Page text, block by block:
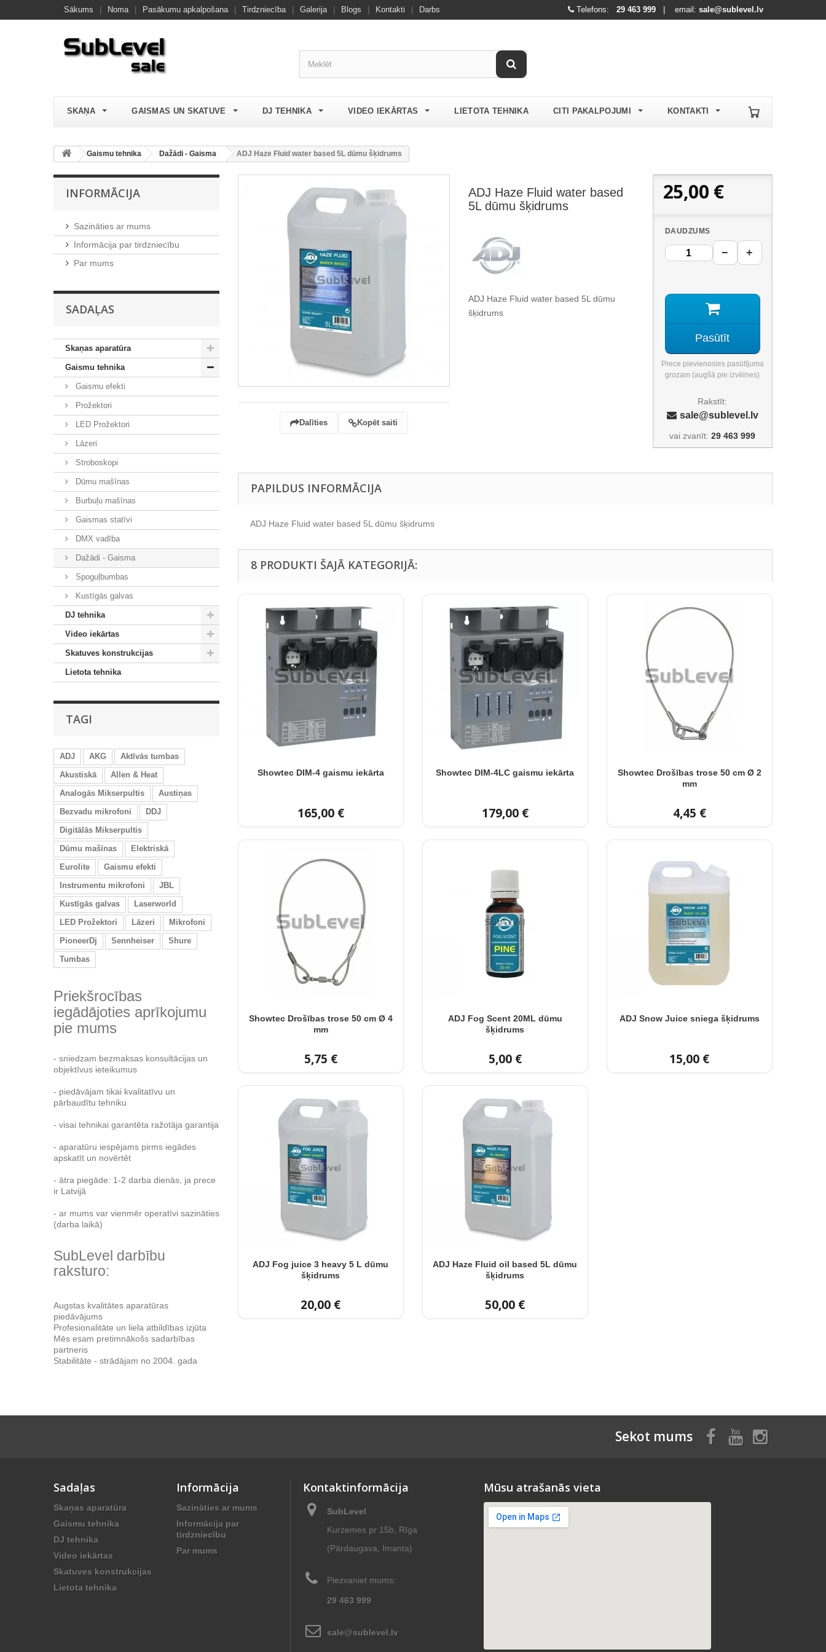
Sākums Noma Pasākumu apkalpošana Tirdzniecība Galerija Blogs Kontakti Darbs Telefons: 29 463 999 | email: sale@sublevel.lv
SKAŅA GAISMAS UN SKATUVE DJ TEHNIKA VIDEO IEKĀRTAS LIETOTA TEHNIKA CITI PAKALPOJUMI KONTAKTI
Gaismu tehnika Dažādi - Gaisma ADJ Haze Fluid water based 5L dūmu šķidrums
INFORMĀCIJA
Sazināties ar mums
Informācija par tirdzniecību
Par mums
SADAĻAS
Skaņas aparatūra
Gaismu tehnika
Gaismu efekti
Prožektori
LED Prožektori
Lāzeri
Stroboskopi
Dūmu mašīnas
Burbuļu mašīnas
Gaismas statīvi
DMX vadība
Dažādi - Gaisma
Spoguļbumbas
Kustīgās galvas
DJ tehnika
Video iekārtas
Skatuves konstrukcijas
Lietota tehnika
TAGI
ADJ AKG
Aktīvās tumbas
Akustiskā
Allen & Heat
Analogās Mikserpultis
Austiņas
Bezvadu mikrofoni
DDJ
Digitālās Mikserpultis
Dūmu mašīnas
Elektriskā
Eurolite
Gaismu efekti
Instrumentu mikrofoni
JBL
Kustīgās galvas
Laserworld
LED Prožektori
Lāzeri
Mikrofoni
PioneerDj
Sennheiser
Shure
Tumbas
Priekšrocības
iegādājoties aprīkojumu
pie mums
- sniedzam bezmaksas konsultācijas un
objektīvus ieteikumus
- piedāvājam tikai kvalitatīvu un
pārbaudītu tehniku
- visai tehnikai garantēta ražotāja garantija
- aparatūru iespējams pirms iegādes
apskatīt un novērtēt
- ātra piegāde: 1-2 darba dienās, ja prece
ir Latvijā
- ar mums var vienmēr operatīvi sazināties
(darba laikā)
SubLevel darbību
raksturo:
Augstas kvalitātes aparatūras
piedāvājums
Profesionalitāte un liela atbildības izjūta
Mēs esam pretimnākošs sadarbības
partneris
Stabilitāte - strādājam no 2004. gada
Dalīties Kopēt saiti
ADJ Haze Fluid water based
5L dūmu šķidrums
ADJ Haze Fluid water based 5L dūmu
šķidrums
25,00 €
DAUDZUMS
− +
Pasūtīt
Prece pievienosies pasūtījuma
grozam (augšā pie izvēlnes)
Rakstīt:
sale@sublevel.lv
vai zvanīt:29 463 999
PAPILDUS INFORMĀCIJA
ADJ Haze Fluid water based 5L dūmu šķidrums
8 PRODUKTI ŠAJĀ KATEGORIJĀ:
Showtec DIM-4 gaismu iekārta
165,00 €
Showtec DIM-4LC gaismu iekārta
179,00 €
Showtec Drošības trose 50 cm Ø 2
mm
4,45 €
Showtec Drošības trose 50 cm Ø 4
mm
5,75 €
ADJ Fog Scent 20ML dūmu
šķidrums
5,00 €
ADJ Snow Juice sniega šķidrums
15,00 €
ADJ Fog juice 3 heavy 5 L dūmu
šķidrums
20,00 €
ADJ Haze Fluid oil based 5L dūmu
šķidrums
50,00 €
Sekot mums
Sadaļas
Skaņas aparatūra
Gaismu tehnika
DJ tehnika
Video iekārtas
Skatuves konstrukcijas
Lietota tehnika
Informācija
Sazināties ar mums
Informācija par
tirdzniecību
Par mums
Kontaktinformācija
SubLevel
Kurzemes pr 15b, Rīga
(Pārdaugava, Imanta)
Piezvaniet mums:
29 463 999
sale@sublevel.lv
Mūsu atrašanās vieta